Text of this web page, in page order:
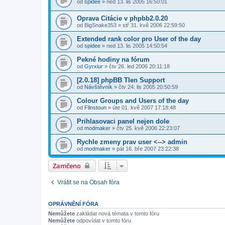
od spidee » ned 13. lis 2005 16:50:01
Oprava Citácie v phpbb2.0.20
od BigSnake353 » stř 31. kvě 2006 22:59:50
Extended rank color pro User of the day
od spidee » ned 13. lis 2005 14:50:54
Pekné hodiny na fórum
od Gyrxiur » čtv 26. led 2006 20:11:18
[2.0.18] phpBB Tlen Support
od Návštěvník » čtv 24. lis 2005 20:50:59
Colour Groups and Users of the day
od Flinstoun » úte 01. kvě 2007 17:18:48
Prihlasovaci panel nejen dole
od modmaker » čtv 25. kvě 2006 22:23:07
Rychle zmeny prav user <--> admin
od modmaker » pát 16. bře 2007 23:22:38
Zamčeno
Vrátit se na Obsah fóra
OPRÁVNĚNÍ FÓRA
Nemůžete zakládat nová témata v tomto fóru
Nemůžete odpovídat v tomto fóru